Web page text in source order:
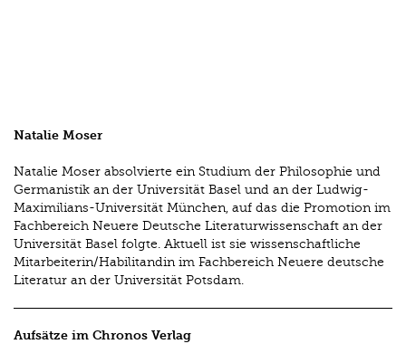
Natalie Moser
Natalie Moser absolvierte ein Studium der Philosophie und
Germanistik an der Universität Basel und an der Ludwig-
Maximilians-Universität München, auf das die Promotion im
Fachbereich Neuere Deutsche Literaturwissenschaft an der
Universität Basel folgte. Aktuell ist sie wissenschaftliche
Mitarbeiterin/Habilitandin im Fachbereich Neuere deutsche
Literatur an der Universität Potsdam.
Aufsätze im Chronos Verlag